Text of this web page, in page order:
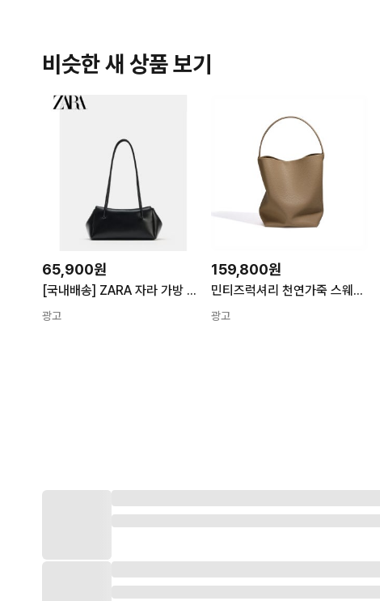
비슷한 새 상품 보기
65,900원
[국내배송] ZARA 자라 가방 롱 숄더백 블랙 데일리백 여름 숄더백
광고
159,800원
민티즈럭셔리 천연가죽 스웨이백 그레인레더 [미디움] 숄더백 버킷백 보부상가방
광고